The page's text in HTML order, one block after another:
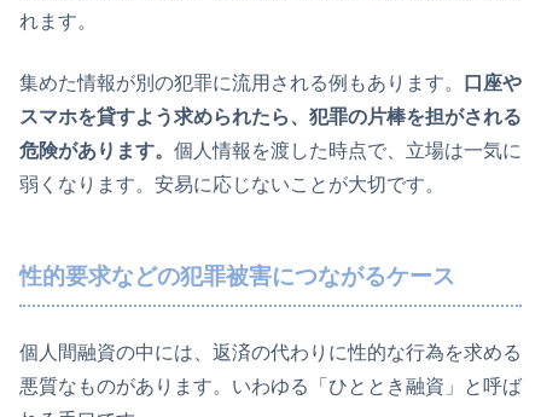
れます。
集めた情報が別の犯罪に流用される例もあります。
口座や
スマホを貸すよう求められたら、犯罪の片棒を担がされる
危険があります。 個人情報を渡した時点で、立場は一気に
弱くなります。安易に応じないことが大切です。
性的要求などの犯罪被害につながるケース
個人間融資の中には、返済の代わりに性的な行為を求める
悪質なものがあります。いわゆる「ひととき融資」と呼ば